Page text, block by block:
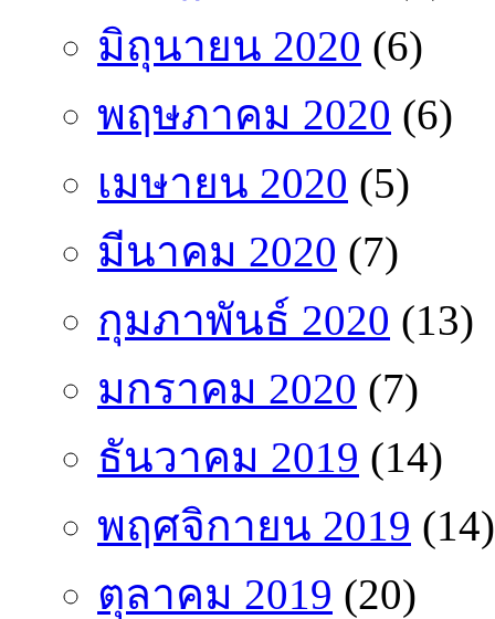
มิถุนายน 2020 (6)
พฤษภาคม 2020 (6)
เมษายน 2020 (5)
มีนาคม 2020 (7)
กุมภาพันธ์ 2020 (13)
มกราคม 2020 (7)
ธันวาคม 2019 (14)
พฤศจิกายน 2019 (14)
ตุลาคม 2019 (20)